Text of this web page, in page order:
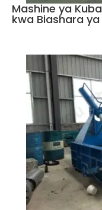
Mashine ya
kwa Biashara ya